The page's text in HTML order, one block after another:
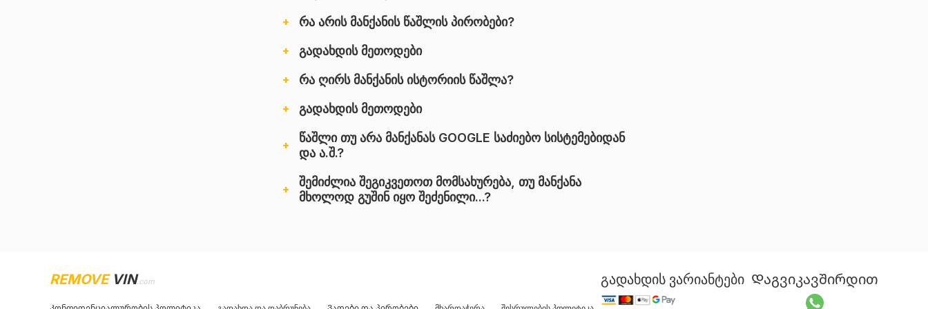
რა არის მანქანის წაშლის პირობები?
გადახდის მეთოდები
რა ღირს მანქანის ისტორიის წაშლა?
გადახდის მეთოდები
წაშლი თუ არა მანქანას GOOGLE საძიებო სისტემებიდან
და ა.შ.?
შემიძლია შეგიკვეთოთ მომსახურება, თუ მანქანა
მხოლოდ გუშინ იყო შეძენილი...?
REMOVEVIN.com გადახდის ვარიანტები Დაგვიკავშირდით